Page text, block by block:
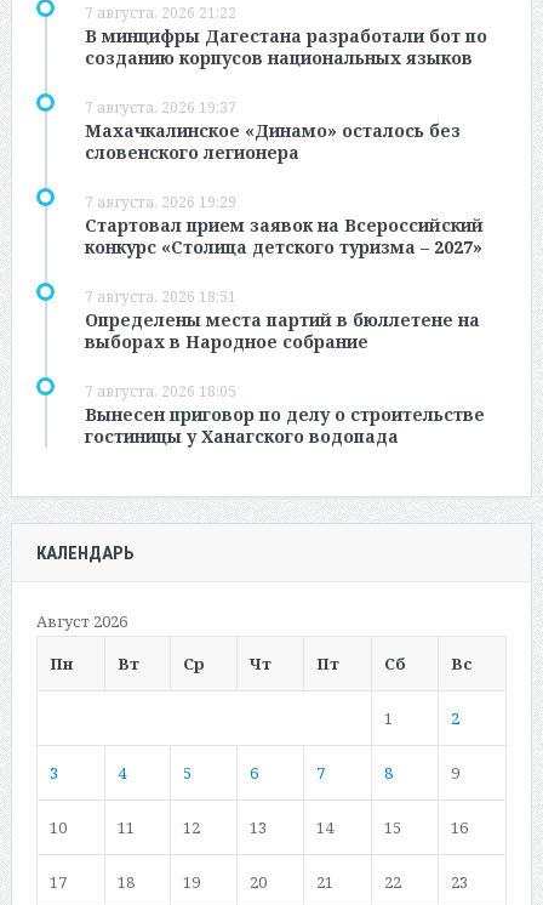
7 августа, 2026 21:22
В минцифры Дагестана разработали бот по
созданию корпусов национальных языков
7 августа, 2026 19:37
Махачкалинское «Динамо» осталось без
словенского легионера
7 августа, 2026 19:29
Стартовал прием заявок на Всероссийский
конкурс «Столица детского туризма – 2027»
7 августа, 2026 18:51
Определены места партий в бюллетене на
выборах в Народное собрание
7 августа, 2026 18:05
Вынесен приговор по делу о строительстве
гостиницы у Ханагского водопада
КАЛЕНДАРЬ
Август 2026
Пн
Вт Ср Чт Пт Сб Вс
1 2
3 4 5 6 7 8 9
10 11 12 13 14 15 16
17 18 19 20 21 22 23